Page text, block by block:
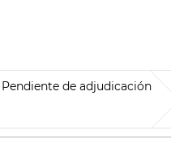
Pendiente de adjudicación